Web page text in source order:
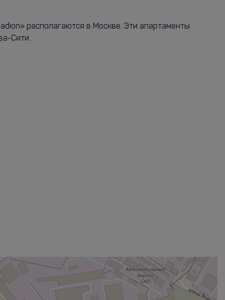
располагаются в Москве. Эти апартаменты
Сити.